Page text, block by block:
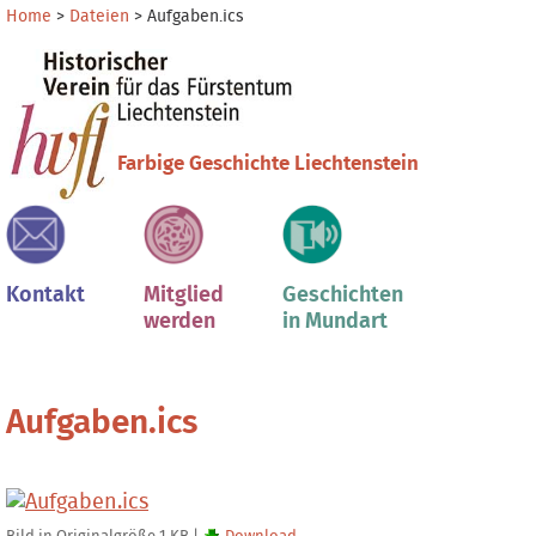
Direkt
Inhalt
Direkt
zur
Navigation
Benutzerspezifische
Home > Dateien >Aufgaben.ics
Farbige Geschichte Liechtenstein
Kontakt
Mitglied
werden
Geschichten
in Mundart
Aufgaben.ics